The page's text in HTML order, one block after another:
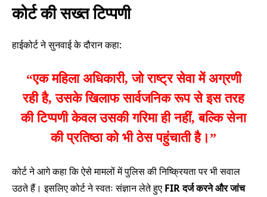
कोर्ट की सख्त टिप्पणी
हाईकोर्ट ने सुनवाई के दौरान कहा:
“एक महिला अधिकारी, जो राष्ट्र सेवा में अग्रणी
रही है, उसके खिलाफ सार्वजनिक रूप से इस तरह
की टिप्पणी केवल उसकी गरिमा ही नहीं, बल्कि सेना
की प्रतिष्ठा को भी ठेस पहुंचाती है।”
कोर्ट ने आगे कहा कि ऐसे मामलों में पुलिस की निष्क्रियता पर भी सवाल
उठते हैं। इसलिए कोर्ट ने स्वतः संज्ञान लेते हुए FIR दर्ज करने और जांच